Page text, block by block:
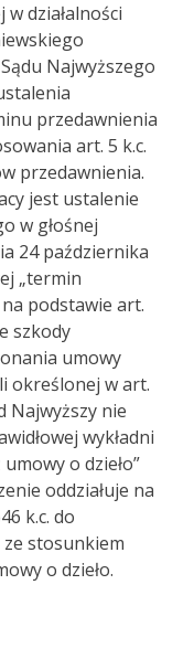
działalności
Najwyższego
przedawnienia
art. 5 k.c.
przedawnienia.
jest ustalenie
w głośnej
24 października
„termin
podstawie art.
szkody
umowy
określonej w art.
Najwyższy nie
wykładni
o dzieło”
oddziałuje na
k.c. do
stosunkiem
o dzieło.